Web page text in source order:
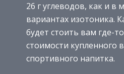
26 г углеводов, как и в
вариантах изотоника.
будет стоить вам где-
стоимости купленного
спортивного напитка.